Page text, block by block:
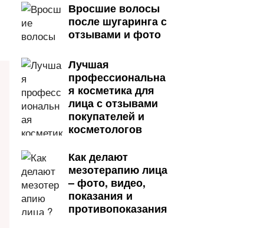
Вросшие волосы
после шугаринга с
отзывами и фото
Лучшая
профессиональна
я косметика для
лица с отзывами
покупателей и
косметологов
Как делают
мезотерапию лица
– фото, видео,
показания и
противопоказания